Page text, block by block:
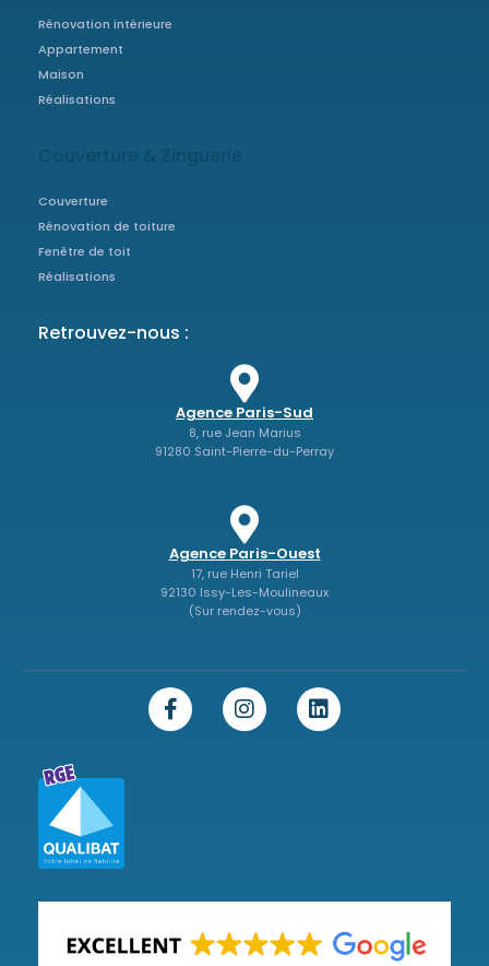
Rénovation intérieure
Appartement
Maison
Réalisations
Couverture & Zinguerie
Couverture
Rénovation de toiture
Fenêtre de toit
Réalisations
Retrouvez-nous :
Agence Paris-Sud
8, rue Jean Marius
91280 Saint-Pierre-du-Perray
Agence Paris-Ouest
17, rue Henri Tariel
92130 Issy-Les-Moulineaux
(Sur rendez-vous)